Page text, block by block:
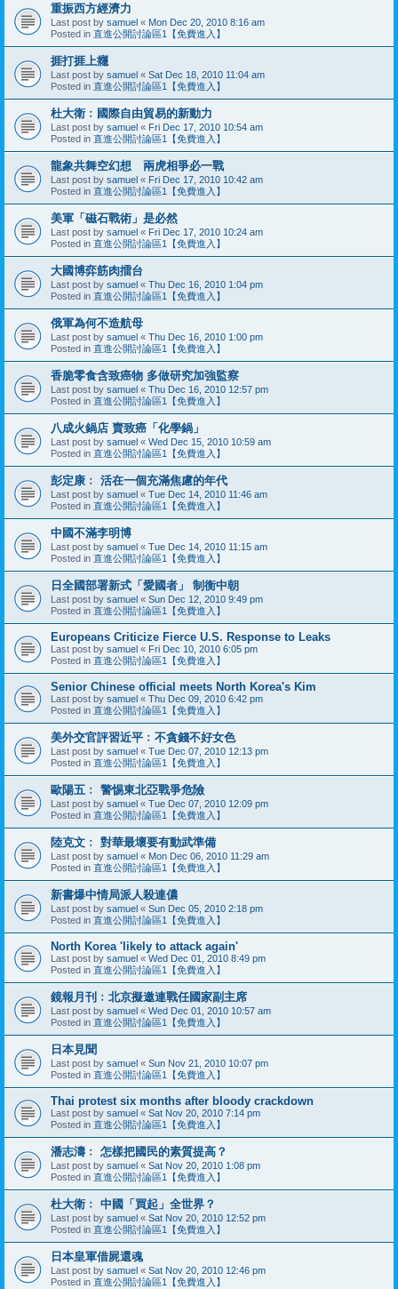
重振西方經濟力
Last post by samuel « Mon Dec 20, 2010 8:16 am
Posted in 直進公開討論區1【免費進入】
捱打捱上癮
Last post by samuel « Sat Dec 18, 2010 11:04 am
Posted in 直進公開討論區1【免費進入】
杜大衛﹕國際自由貿易的新動力
Last post by samuel « Fri Dec 17, 2010 10:54 am
Posted in 直進公開討論區1【免費進入】
龍象共舞空幻想 兩虎相爭必一戰
Last post by samuel « Fri Dec 17, 2010 10:42 am
Posted in 直進公開討論區1【免費進入】
美軍「磁石戰術」是必然
Last post by samuel « Fri Dec 17, 2010 10:24 am
Posted in 直進公開討論區1【免費進入】
大國博弈筋肉擂台
Last post by samuel « Thu Dec 16, 2010 1:04 pm
Posted in 直進公開討論區1【免費進入】
俄軍為何不造航母
Last post by samuel « Thu Dec 16, 2010 1:00 pm
Posted in 直進公開討論區1【免費進入】
香脆零食含致癌物 多做研究加強監察
Last post by samuel « Thu Dec 16, 2010 12:57 pm
Posted in 直進公開討論區1【免費進入】
八成火鍋店 賣致癌「化學鍋」
Last post by samuel « Wed Dec 15, 2010 10:59 am
Posted in 直進公開討論區1【免費進入】
彭定康﹕ 活在一個充滿焦慮的年代
Last post by samuel « Tue Dec 14, 2010 11:46 am
Posted in 直進公開討論區1【免費進入】
中國不滿李明博
Last post by samuel « Tue Dec 14, 2010 11:15 am
Posted in 直進公開討論區1【免費進入】
日全國部署新式「愛國者」 制衡中朝
Last post by samuel « Sun Dec 12, 2010 9:49 pm
Posted in 直進公開討論區1【免費進入】
Europeans Criticize Fierce U.S. Response to Leaks
Last post by samuel « Fri Dec 10, 2010 6:05 pm
Posted in 直進公開討論區1【免費進入】
Senior Chinese official meets North Korea's Kim
Last post by samuel « Thu Dec 09, 2010 6:42 pm
Posted in 直進公開討論區1【免費進入】
美外交官評習近平﹕不貪錢不好女色
Last post by samuel « Tue Dec 07, 2010 12:13 pm
Posted in 直進公開討論區1【免費進入】
歐陽五﹕ 警惕東北亞戰爭危險
Last post by samuel « Tue Dec 07, 2010 12:09 pm
Posted in 直進公開討論區1【免費進入】
陸克文﹕ 對華最壞要有動武準備
Last post by samuel « Mon Dec 06, 2010 11:29 am
Posted in 直進公開討論區1【免費進入】
新書爆中情局派人殺連儂
Last post by samuel « Sun Dec 05, 2010 2:18 pm
Posted in 直進公開討論區1【免費進入】
North Korea 'likely to attack again'
Last post by samuel « Wed Dec 01, 2010 8:49 pm
Posted in 直進公開討論區1【免費進入】
鏡報月刊﹕北京擬邀連戰任國家副主席
Last post by samuel « Wed Dec 01, 2010 10:57 am
Posted in 直進公開討論區1【免費進入】
日本見聞
Last post by samuel « Sun Nov 21, 2010 10:07 pm
Posted in 直進公開討論區1【免費進入】
Thai protest six months after bloody crackdown
Last post by samuel « Sat Nov 20, 2010 7:14 pm
Posted in 直進公開討論區1【免費進入】
潘志濤﹕ 怎樣把國民的素質提高？
Last post by samuel « Sat Nov 20, 2010 1:08 pm
Posted in 直進公開討論區1【免費進入】
杜大衛﹕ 中國「買起」全世界？
Last post by samuel « Sat Nov 20, 2010 12:52 pm
Posted in 直進公開討論區1【免費進入】
日本皇軍借屍還魂
Last post by samuel « Sat Nov 20, 2010 12:46 pm
Posted in 直進公開討論區1【免費進入】